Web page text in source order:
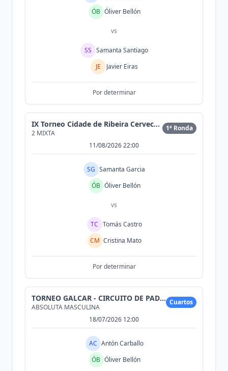
ÓB Óliver Bellón
vs
SS Samanta Santiago
JE
Javier Eiras
Por determinar
IX Torneo Cidade de Ribeira Cervecería Morrison
2 MIXTA
1ª Ronda
11/08/2026 22:00
SG Samanta Garcia
ÓB Óliver Bellón
vs
TC Tomás Castro
CM Cristina Mato
Por determinar
TORNEO GALCAR - CIRCUITO DE PADEL DE CONCESIONARIO
ABSOLUTA MASCULINA
Cuartos
18/07/2026 12:00
AC Antón Carballo
ÓB Óliver Bellón